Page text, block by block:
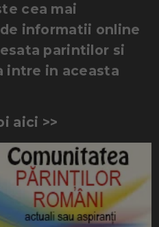
cea mai
informatii online
parintilor si
intre in aceasta
aici >>